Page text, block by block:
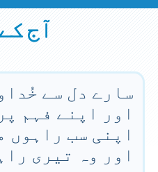
آج
سارے دل سے
اور اپنے فہم
اپنی سب راہوں
اور وہ تیری